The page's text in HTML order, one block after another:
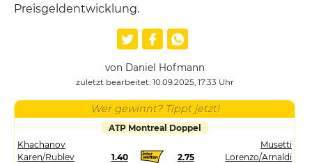
Preisgeldentwicklung.
von Daniel Hofmann
zuletzt bearbeitet: 10.09.2025, 17:33 Uhr
Wer gewinnt? Tippt jetzt!
ATP Montreal Doppel
Khachanov
Karen/Rublev
1.40 2.75
Musetti
Lorenzo/Arnaldi